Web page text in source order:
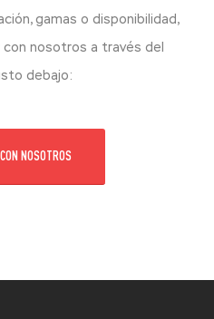
gamas o disponibilidad,
nosotros a través del
debajo:
NOSOTROS